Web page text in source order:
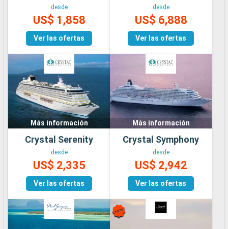
desde
US$ 1,858
Ver las ofertas
desde
US$ 6,888
Ver las ofertas
Más información
Crystal Serenity
desde
US$ 2,335
Ver las ofertas
Más información
Crystal Symphony
desde
US$ 2,942
Ver las ofertas